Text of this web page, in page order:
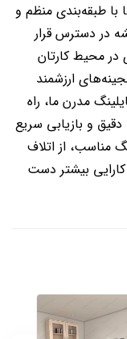
طبقه‌بندی منظم و
در دسترس قرار
محیط کارتان
ارزشمند
مدرن ما، راه
و بازیابی سریع
مناسب، از اتلاف
بیشتر دست